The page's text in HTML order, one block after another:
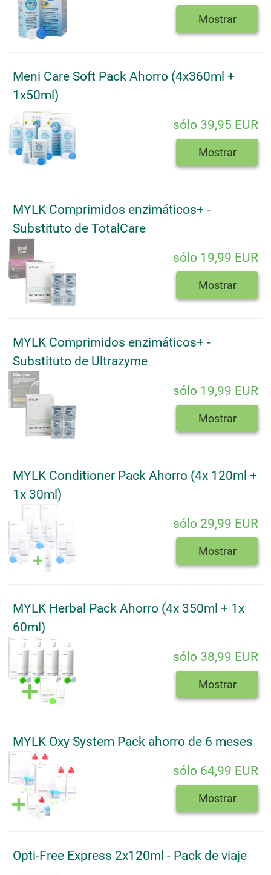
Mostrar
Meni Care Soft Pack Ahorro (4x360ml +
1x50ml)
sólo 39,95 EUR
Mostrar
MYLK Comprimidos enzimáticos+ -
Substituto de TotalCare
sólo 19,99 EUR
Mostrar
MYLK Comprimidos enzimáticos+ -
Substituto de Ultrazyme
sólo 19,99 EUR
Mostrar
MYLK Conditioner Pack Ahorro (4x 120ml +
1x 30ml)
sólo 29,99 EUR
Mostrar
MYLK Herbal Pack Ahorro (4x 350ml + 1x
60ml)
sólo 38,99 EUR
Mostrar
MYLK Oxy System Pack ahorro de 6 meses
sólo 64,99 EUR
Mostrar
Opti-Free Express 2x120ml - Pack de viaje